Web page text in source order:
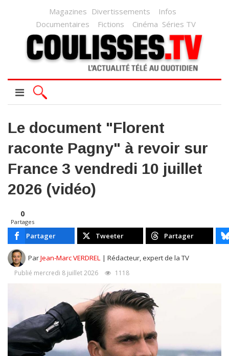
Magazines Divertissements
Infos
Documentaires
Fictions Cinéma Séries TV
Le document "Florent
raconte Pagny" à revoir sur
France 3 vendredi 10 juillet
2026 (vidéo)
0
Partages
Partager Tweeter Partager
ParJean-Marc VERDREL | Rédacteur, expert de la TV
Publié mercredi 8 juillet 2026 1118